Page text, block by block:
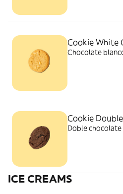
Cookie White
Chocolate
Cookie
Doble chocolate
ICE CREAMS